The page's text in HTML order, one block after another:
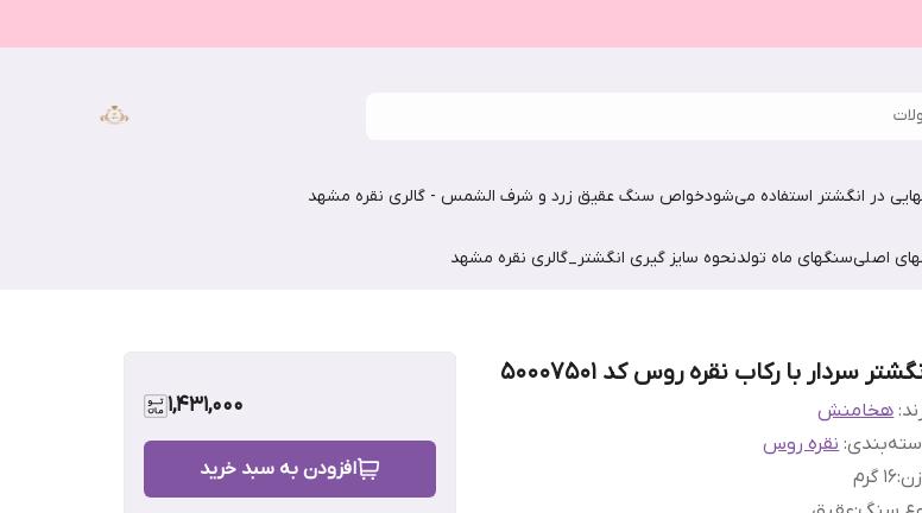
در انگشتر استفاده می‌شودخواص سنگ عقیق زرد و شرف الشمس - گالری نقره مشهد
اصلیسنگهای ماه تولدنحوه سایز گیری انگشتر_گالری نقره مشهد
سردار با رکاب نقره روس کد 50007501
هخامنش
:نقره روس
:16 گرم
1,431,000
افزودن به سبد خرید